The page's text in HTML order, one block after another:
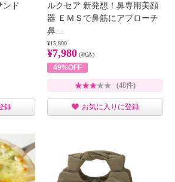
ンド
録
ルクセア 新発想！鼻専用美顔
器 ＥＭＳで鼻筋にアプローチ
鼻…
¥15,800
¥7,980 (税込)
49%OFF
(48件)
お気に入りに登録